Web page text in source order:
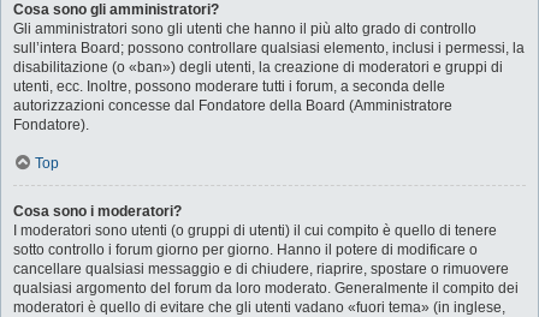
Cosa sono gli amministratori?
Gli amministratori sono gli utenti che hanno il più alto grado di controllo
sull’intera Board; possono controllare qualsiasi elemento, inclusi i permessi, la
disabilitazione (o «ban») degli utenti, la creazione di moderatori e gruppi di
utenti, ecc. Inoltre, possono moderare tutti i forum, a seconda delle
autorizzazioni concesse dal Fondatore della Board (Amministratore
Fondatore).
Top
Cosa sono i moderatori?
I moderatori sono utenti (o gruppi di utenti) il cui compito è quello di tenere
sotto controllo i forum giorno per giorno. Hanno il potere di modificare o
cancellare qualsiasi messaggio e di chiudere, riaprire, spostare o rimuovere
qualsiasi argomento del forum da loro moderato. Generalmente il compito dei
moderatori è quello di evitare che gli utenti vadano «fuori tema» (in inglese,